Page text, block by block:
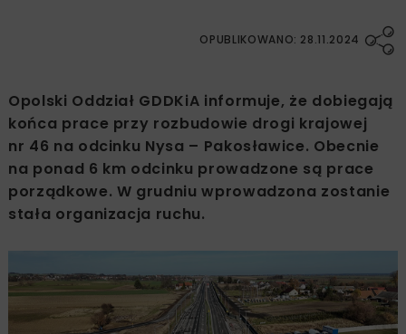
OPUBLIKOWANO: 28.11.2024
Opolski Oddział GDDKiA informuje, że dobiegają
końca prace przy rozbudowie drogi krajowej
nr 46 na odcinku Nysa – Pakosławice. Obecnie
na ponad 6 km odcinku prowadzone są prace
porządkowe. W grudniu wprowadzona zostanie
stała organizacja ruchu.